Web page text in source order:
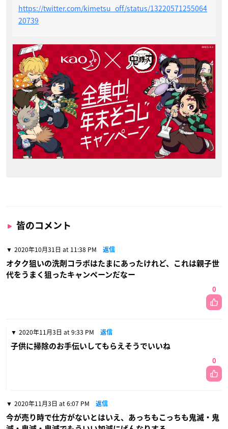
https://twitter.com/kimetsu_off/status/13220571255064
20739
皆のコメント
2020年10月31日 at 11:38 PM 返信
オタク狙いの洗剤コラボはたまにあったけれど、これは親子世
代をうまく狙ったキャンペーンだなー
0
2020年11月3日 at 9:33 PM 返信
子供に掃除のお手伝いしてもらえそうでいいね
0
2020年11月3日 at 6:07 PM 返信
今が売り時で仕方がないとはいえ、あっちもこっちも鬼滅・鬼